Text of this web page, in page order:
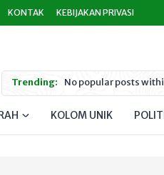
KONTAK KEBIJAKAN PRIVASI
Trending: No popular posts
KOLOM UNIK